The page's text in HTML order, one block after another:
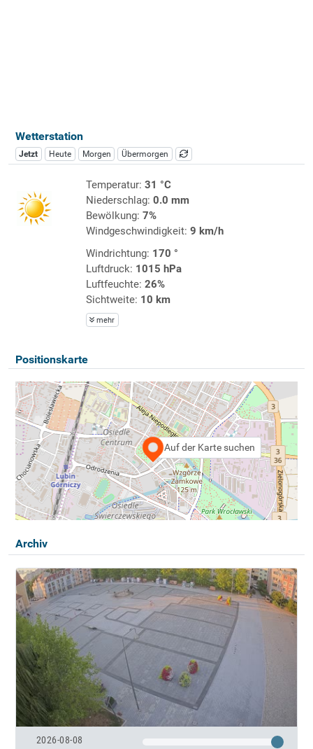
Wetterstation
Jetzt Heute Morgen Übermorgen
Temperatur: 31 °C
Niederschlag: 0.0 mm
Bewölkung: 7%
Windgeschwindigkeit: 9 km/h
Windrichtung: 170 °
Luftdruck: 1015 hPa
Luftfeuchte: 26%
Sichtweite: 10 km
mehr
Positionskarte
Auf der Karte suchen
Archiv
2026-08-08